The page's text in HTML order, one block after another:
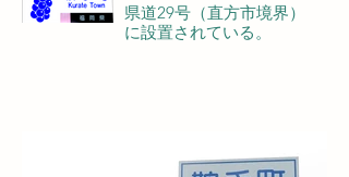
県道29号（直方市境界）
に設置されている。